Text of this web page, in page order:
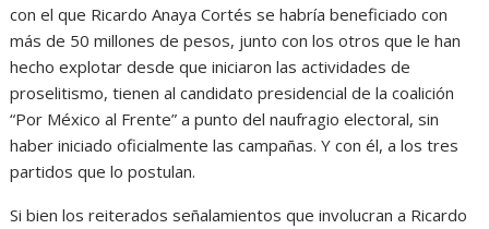
con el que Ricardo Anaya Cortés se habría beneficiado con
más de 50 millones de pesos, junto con los otros que le han
hecho explotar desde que iniciaron las actividades de
proselitismo, tienen al candidato presidencial de la coalición
“Por México al Frente” a punto del naufragio electoral, sin
haber iniciado oficialmente las campañas. Y con él, a los tres
partidos que lo postulan.
Si bien los reiterados señalamientos que involucran a Ricardo